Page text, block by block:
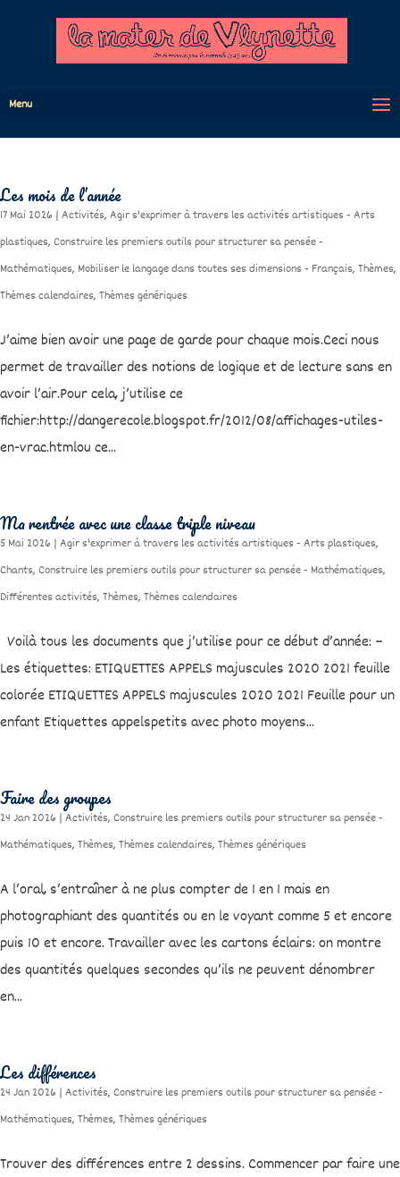
Menu
Les mois de l’année
17 Mai 2026 | Activités, Agir s'exprimer à travers les activités artistiques - Arts
plastiques, Construire les premiers outils pour structurer sa pensée -
Mathématiques, Mobiliser le langage dans toutes ses dimensions - Français, Thèmes,
Thèmes calendaires, Thèmes génériques
J’aime bien avoir une page de garde pour chaque mois.Ceci nous
permet de travailler des notions de logique et de lecture sans en
avoir l’air.Pour cela, j’utilise ce
fichier:http://dangerecole.blogspot.fr/2012/08/affichages-utiles-
en-vrac.htmlou ce...
Ma rentrée avec une classe triple niveau
5 Mai 2026 | Agir s'exprimer à travers les activités artistiques - Arts plastiques,
Chants, Construire les premiers outils pour structurer sa pensée - Mathématiques,
Différentes activités, Thèmes, Thèmes calendaires
Voilà tous les documents que j’utilise pour ce début d’année: –
Les étiquettes: ETIQUETTES APPELS majuscules 2020 2021 feuille
colorée ETIQUETTES APPELS majuscules 2020 2021 Feuille pour un
enfant Etiquettes appelspetits avec photo moyens...
Faire des groupes
24 Jan 2026 | Activités, Construire les premiers outils pour structurer sa pensée -
Mathématiques, Thèmes, Thèmes calendaires, Thèmes génériques
A l’oral, s’entraîner à ne plus compter de 1 en 1 mais en
photographiant des quantités ou en le voyant comme 5 et encore
puis 10 et encore. Travailler avec les cartons éclairs: on montre
des quantités quelques secondes qu’ils ne peuvent dénombrer
en...
Les différences
24 Jan 2026 | Activités, Construire les premiers outils pour structurer sa pensée -
Mathématiques, Thèmes, Thèmes génériques
Trouver des différences entre 2 dessins. Commencer par faire une